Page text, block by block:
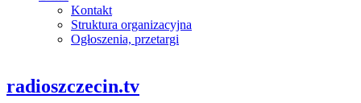
Kontakt
Struktura organizacyjna
Ogłoszenia, przetargi
radioszczecin.tv